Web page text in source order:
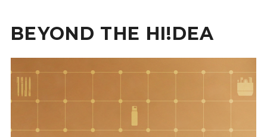
BEYOND THE HI!DEA